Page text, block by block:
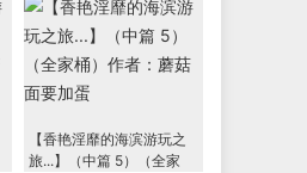
【香艳淫靡的海滨游玩之
旅...】（中篇 5）（全家